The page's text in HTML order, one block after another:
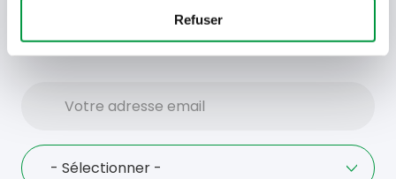
Refuser
Offres, recettes, promotions et offres exclusives en
avant-première ! Recevez-les dans votre boîte de
réception !
adresse
Language
- Sélectionner -